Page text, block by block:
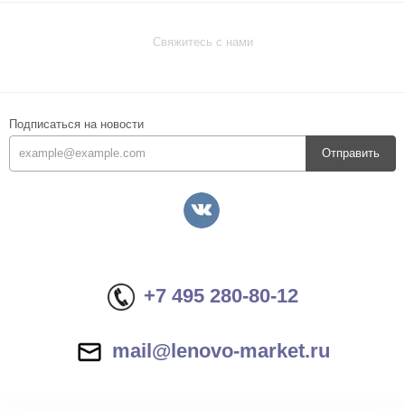
Свяжитесь с нами
Подписаться на новости
Отправить
+7 495 280-80-12
mail@lenovo-market.ru